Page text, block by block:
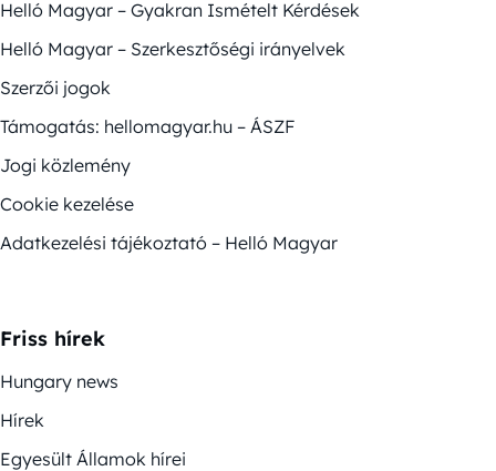
Helló Magyar – Gyakran Ismételt Kérdések
Helló Magyar – Szerkesztőségi irányelvek
Szerzői jogok
Támogatás: hellomagyar.hu – ÁSZF
Jogi közlemény
Cookie kezelése
Adatkezelési tájékoztató – Helló Magyar
Friss hírek
Hungary news
Hírek
Egyesült Államok hírei